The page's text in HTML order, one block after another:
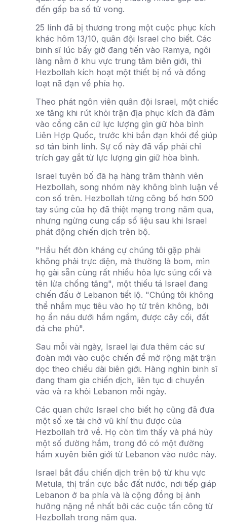
đến gấp ba số tử vong.
25 lính đã bị thương trong một cuộc phục kích
khác hôm 13/10, quân đội Israel cho biết. Các
binh sĩ lúc bấy giờ đang tiến vào Ramya, ngôi
làng nằm ở khu vực trung tâm biên giới, thì
Hezbollah kích hoạt một thiết bị nổ và đồng
loạt nã đạn về phía họ.
Theo phát ngôn viên quân đội Israel, một chiếc
xe tăng khi rút khỏi trận địa phục kích đã đâm
vào cổng căn cứ lực lượng gìn giữ hòa bình
Liên Hợp Quốc, trước khi bắn đạn khói để giúp
sơ tán binh lính. Sự cố này đã vấp phải chỉ
trích gay gắt từ lực lượng gìn giữ hòa bình.
Israel tuyên bố đã hạ hàng trăm thành viên
Hezbollah, song nhóm này không bình luận về
con số trên. Hezbollah từng công bố hơn 500
tay súng của họ đã thiệt mạng trong năm qua,
nhưng ngừng cung cấp số liệu sau khi Israel
phát động chiến dịch trên bộ.
"Hầu hết đòn kháng cự chúng tôi gặp phải
không phải trực diện, mà thường là bom, mìn
họ gài sẵn cùng rất nhiều hỏa lực súng cối và
tên lửa chống tăng", một thiếu tá Israel đang
chiến đấu ở Lebanon tiết lộ. "Chúng tôi không
thể nhắm mục tiêu vào họ từ trên không, bởi
họ ẩn náu dưới hầm ngầm, được cây cối, đất
đá che phủ".
Sau mỗi vài ngày, Israel lại đưa thêm các sư
đoàn mới vào cuộc chiến để mở rộng mặt trận
dọc theo chiều dài biên giới. Hàng nghìn binh sĩ
đang tham gia chiến dịch, liên tục di chuyển
vào và ra khỏi Lebanon mỗi ngày.
Các quan chức Israel cho biết họ cũng đã đưa
một số xe tải chở vũ khí thu được của
Hezbollah trở về. Họ còn tìm thấy và phá hủy
một số đường hầm, trong đó có một đường
hầm xuyên biên giới từ Lebanon vào nước này.
Israel bắt đầu chiến dịch trên bộ từ khu vực
Metula, thị trấn cực bắc đất nước, nơi tiếp giáp
Lebanon ở ba phía và là cộng đồng bị ảnh
hưởng nặng nề nhất bởi các cuộc tấn công từ
Hezbollah trong năm qua.